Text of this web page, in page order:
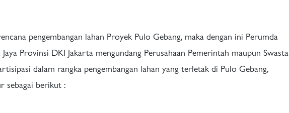
pengembangan lahan Proyek Pulo Gebang, maka dengan ini Perumda
Jaya Provinsi DKI Jakarta mengundang Perusahaan Pemerintah maupun Swasta
dalam rangka pengembangan lahan yang terletak di Pulo Gebang,
sebagai berikut :